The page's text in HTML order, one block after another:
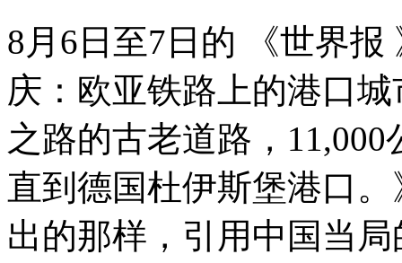
8月6日至7日的 《世界
庆：欧亚铁路上的港口
之路的古老道路，
直到德国杜伊斯堡港口
出的那样，引用中国当